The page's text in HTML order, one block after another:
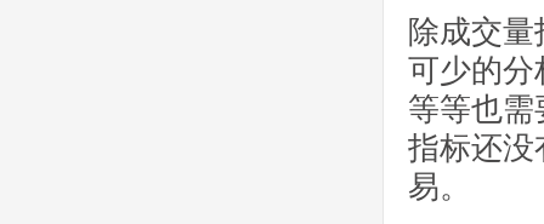
除成交
可少的分
等等也
指标还没
易。